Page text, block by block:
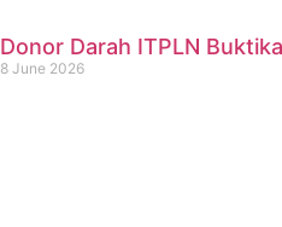
Donor Darah ITPLN
8 June 2026